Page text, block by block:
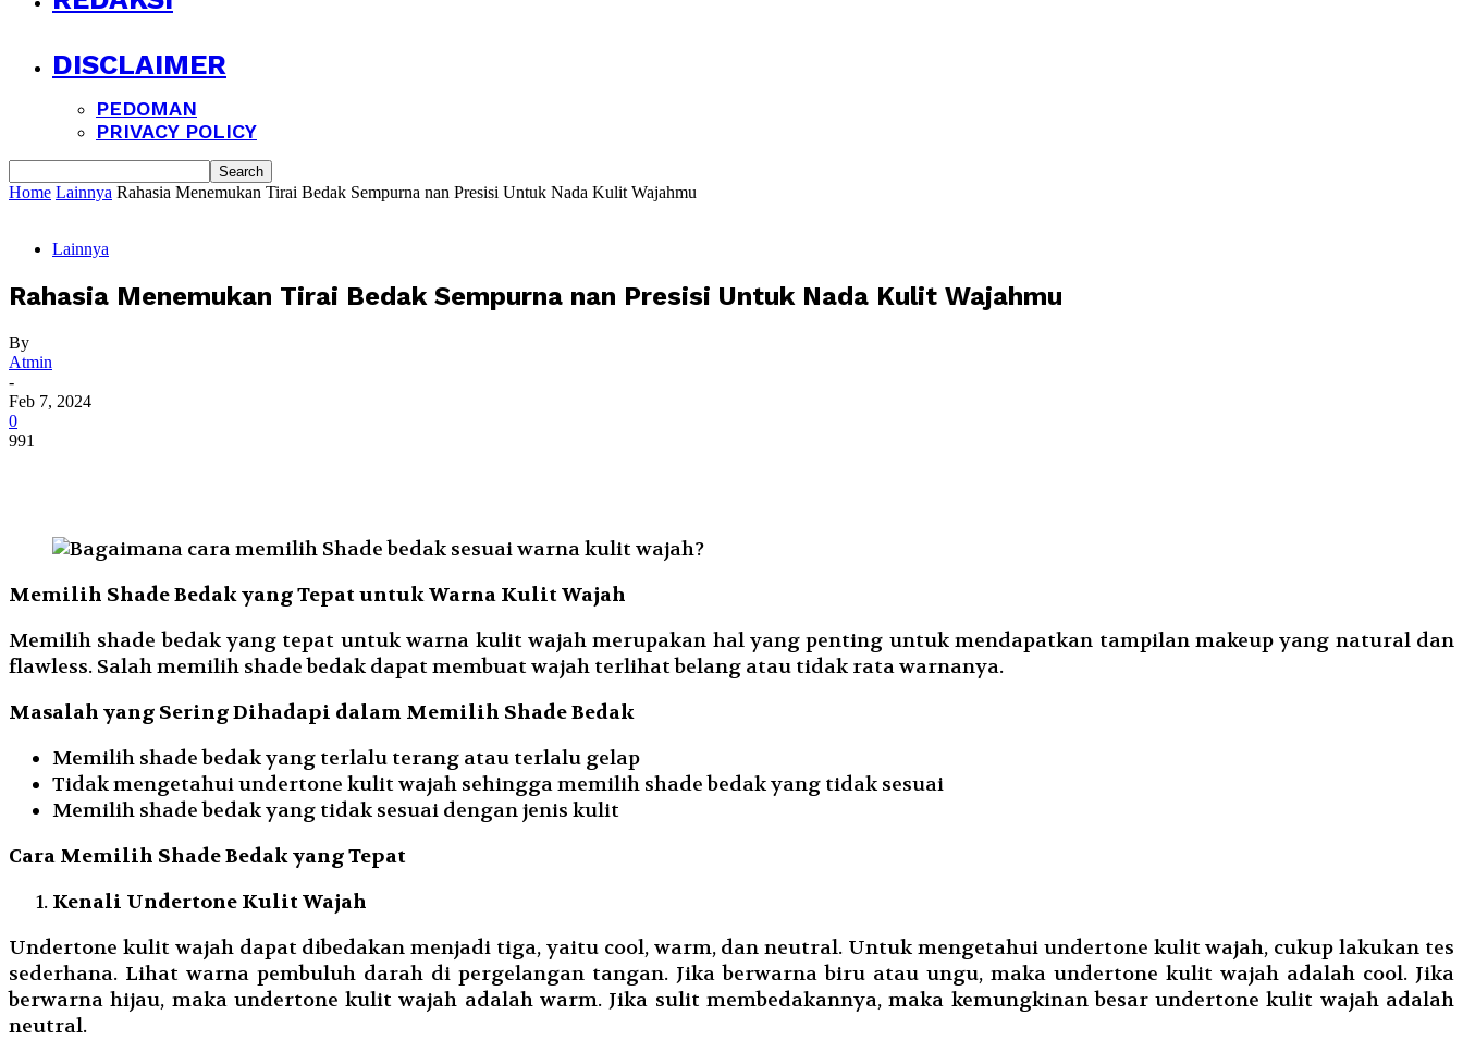
DISCLAIMER
PEDOMAN
PRIVACY POLICY
Home Lainnya Rahasia Menemukan Tirai Bedak Sempurna nan Presisi Untuk Nada Kulit Wajahmu
Lainnya
Rahasia Menemukan Tirai Bedak Sempurna nan Presisi Untuk Nada Kulit Wajahmu
By
Atmin
-
Feb 7, 2024
0
991
Memilih Shade Bedak yang Tepat untuk Warna Kulit Wajah
Memilih shade bedak yang tepat untuk warna kulit wajah merupakan hal yang penting untuk mendapatkan tampilan makeup yang natural dan
flawless. Salah memilih shade bedak dapat membuat wajah terlihat belang atau tidak rata warnanya.
Masalah yang Sering Dihadapi dalam Memilih Shade Bedak
Memilih shade bedak yang terlalu terang atau terlalu gelap
Tidak mengetahui undertone kulit wajah sehingga memilih shade bedak yang tidak sesuai
Memilih shade bedak yang tidak sesuai dengan jenis kulit
Cara Memilih Shade Bedak yang Tepat
Kenali Undertone Kulit Wajah
Undertone kulit wajah dapat dibedakan menjadi tiga, yaitu cool, warm, dan neutral. Untuk mengetahui undertone kulit wajah, cukup lakukan tes
sederhana. Lihat warna pembuluh darah di pergelangan tangan. Jika berwarna biru atau ungu, maka undertone kulit wajah adalah cool. Jika
berwarna hijau, maka undertone kulit wajah adalah warm. Jika sulit membedakannya, maka kemungkinan besar undertone kulit wajah adalah
neutral.